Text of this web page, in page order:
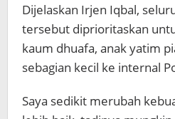
Dijelaskan Irjen Iqbal,
tersebut diprioritaskan
kaum dhuafa, anak yatim
sebagian kecil ke internal
Saya sedikit merubah